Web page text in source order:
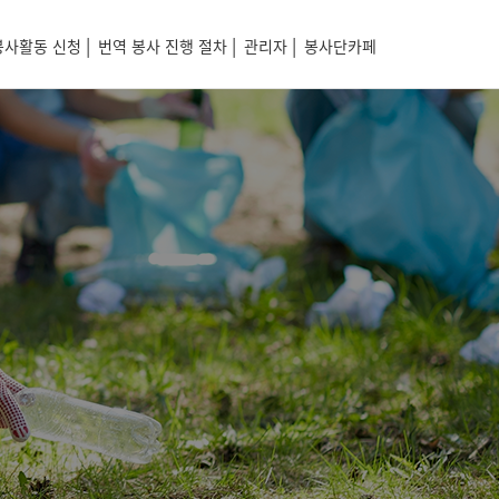
사활동 신청 | 번역 봉사 진행 절차 | 관리자 | 봉사단카페